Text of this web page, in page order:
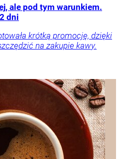
ale pod tym warunkiem.
dni
krótką promocję, dzięki
na zakupie kawy.